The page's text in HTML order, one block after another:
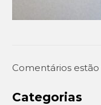
Festa
CONTATO
EM DESTAQUE
Comentários
Categorias